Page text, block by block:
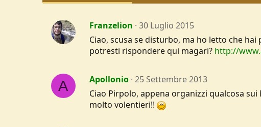
Franzelion 30 Luglio 2015
Ciao, scusa se disturbo, ma ho letto che
potresti rispondere qui magari? http://
A Apollonio 25 Settembre 2013
Ciao Pirpolo, appena organizzi qualcosa
molto volentieri!!